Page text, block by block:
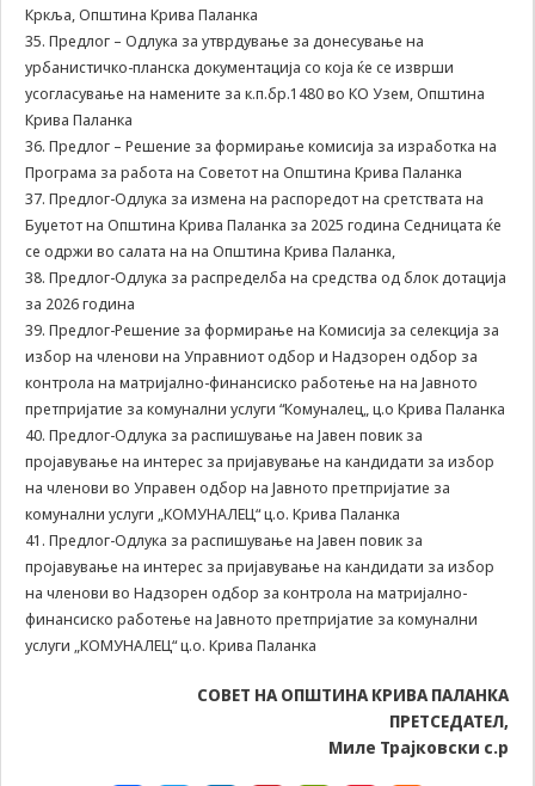
Кркља, Општина Крива Паланка
35. Предлог – Одлука за утврдување за донесување на
урбанистичко-планска документација со која ќе се изврши
усогласување на намените за к.п.бр.1480 во КО Узем, Општина
Крива Паланка
36. Предлог – Решение за формирање комисија за изработка на
Програма за работа на Советот на Општина Крива Паланка
37. Предлог-Одлука за измена на распоредот на сретствата на
Буџетот на Општина Крива Паланка за 2025 година Седницата ќе
се одржи во салата на на Општина Крива Паланка,
38. Предлог-Одлука за распределба на средства од блок дотација
за 2026 година
39. Предлог-Решение за формирање на Комисија за селекција за
избор на членови на Управниот одбор и Надзорен одбор за
контрола на матријално-финансиско работење на на Јавното
претпријатие за комунални услуги “Комуналец„ ц.о Крива Паланка
40. Предлог-Одлука за распишување на Јавен повик за
пројавување на интерес за пријавување на кандидати за избор
на членови во Управен одбор на Јавното претпријатие за
комунални услуги „КОМУНАЛЕЦ“ ц.о. Крива Паланка
41. Предлог-Одлука за распишување на Јавен повик за
пројавување на интерес за пријавување на кандидати за избор
на членови во Надзорен одбор за контрола на матријално-
финансиско работење на Јавното претпријатие за комунални
услуги „КОМУНАЛЕЦ“ ц.о. Крива Паланка
СОВЕТ НА ОПШТИНА КРИВА ПАЛАНКА
ПРЕТСЕДАТЕЛ,
Миле Трајковски с.р